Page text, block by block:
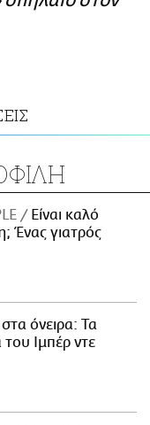
Είναι καλό
Ένας γιατρός
όνειρα: Τα
του Ιμπέρ ντε